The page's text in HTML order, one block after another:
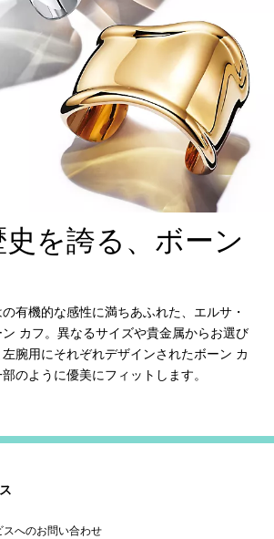
を誇る、ボーン
有機的な感性に満ちあふれた、エルサ・
カフ。異なるサイズや貴金属からお選び
腕用にそれぞれデザインされたボーン カ
のように優美にフィットします。
スへのお問い合わせ